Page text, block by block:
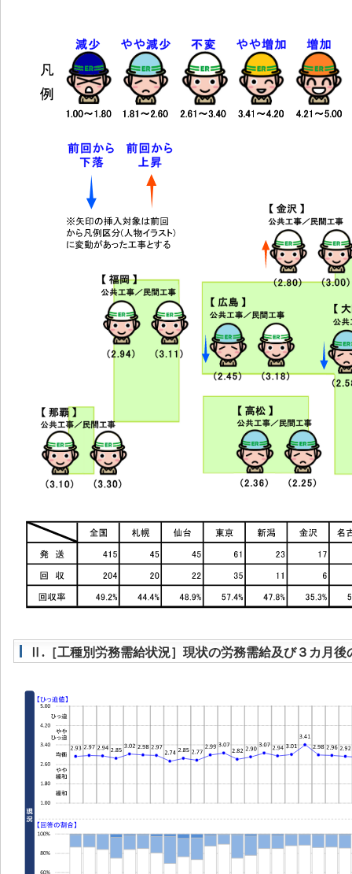
Ⅱ.［工種別労務需給状況］現状の労務需給及び３カ月